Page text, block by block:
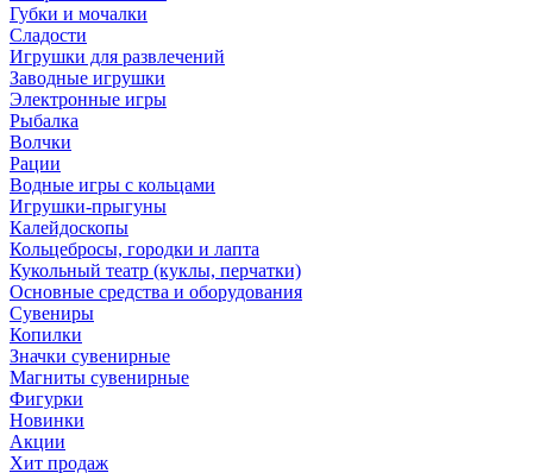
Губки и мочалки
Сладости
Игрушки для развлечений
Заводные игрушки
Электронные игры
Рыбалка
Волчки
Рации
Водные игры с кольцами
Игрушки-прыгуны
Калейдоскопы
Кольцебросы, городки и лапта
Кукольный театр (куклы, перчатки)
Основные средства и оборудования
Сувениры
Копилки
Значки сувенирные
Магниты сувенирные
Фигурки
Новинки
Акции
Хит продаж